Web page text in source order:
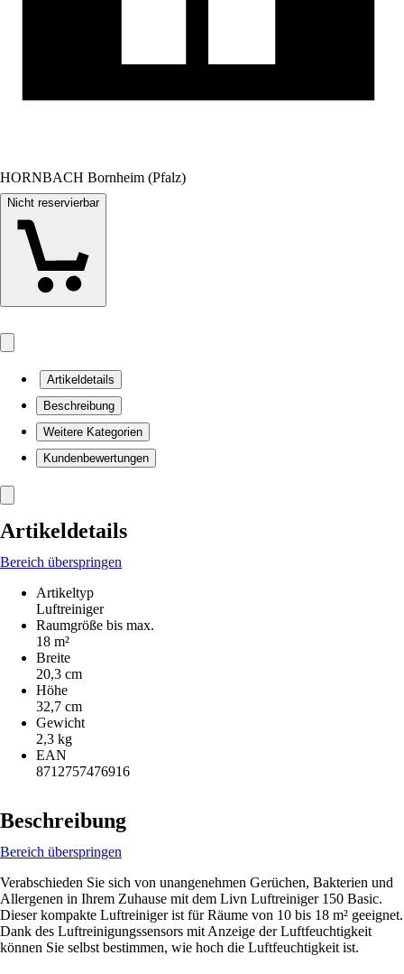
HORNBACH Bornheim (Pfalz)
Nicht reservierbar
Artikeldetails
Beschreibung
Weitere Kategorien
Kundenbewertungen
Artikeldetails
Bereich überspringen
Artikeltyp
Luftreiniger
Raumgröße bis max.
18 m²
Breite
20,3 cm
Höhe
32,7 cm
Gewicht
2,3 kg
EAN
8712757476916
Beschreibung
Bereich überspringen
Verabschieden Sie sich von unangenehmen Gerüchen, Bakterien und
Allergenen in Ihrem Zuhause mit dem Livn Luftreiniger 150 Basic.
Dieser kompakte Luftreiniger ist für Räume von 10 bis 18 m² geeignet.
Dank des Luftreinigungssensors mit Anzeige der Luftfeuchtigkeit
können Sie selbst bestimmen, wie hoch die Luftfeuchtigkeit ist.